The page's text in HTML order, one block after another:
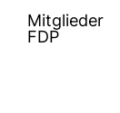
Mitglieder
FDP